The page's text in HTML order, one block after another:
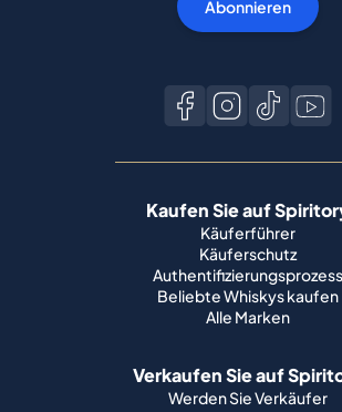
Kaufen Sie auf Spiritory
Käuferführer
Authentifizierungsprozess
Alle Marken
Verkaufen Sie auf
Werden Sie Verkäufer
Verkaufen Sie Ihren Whisky
Verkaufsleitfaden
Flaschenzustand